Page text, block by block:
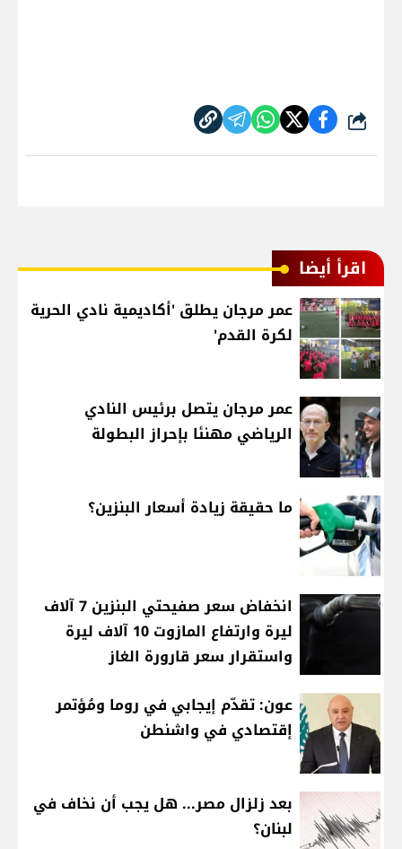
شارك
اقرأ أيضا
عمر مرجان يطلق 'أكاديمية نادي الحرية
لكرة القدم'
عمر مرجان يتصل برئيس النادي
الرياضي مهنئا بإحراز البطولة
ما حقيقة زيادة أسعار البنزين؟
انخفاض سعر صفيحتي البنزين 7 آلاف
ليرة وارتفاع المازوت 10 آلاف ليرة
واستقرار سعر قارورة الغاز
عون: تقدّم إيجابي في روما ومُؤتمر
إقتصادي في واشنطن
بعد زلزال مصر... هل يجب أن نخاف في
لبنان؟